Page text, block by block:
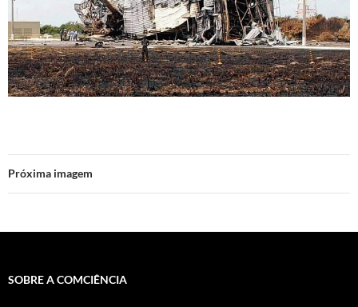
Próxima imagem
SOBRE A COMCIÊNCIA